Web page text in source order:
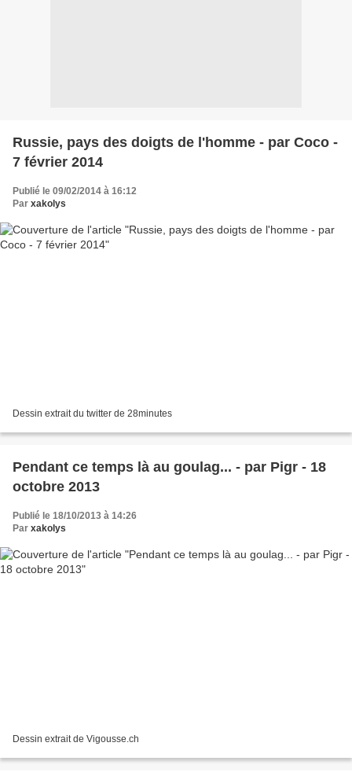
Russie, pays des doigts de l'homme - par Coco -
7 février 2014
Publié le 09/02/2014 à 16:12
Par xakolys
Dessin extrait du twitter de 28minutes
Pendant ce temps là au goulag... - par Pigr - 18
octobre 2013
Publié le 18/10/2013 à 14:26
Par xakolys
Dessin extrait de Vigousse.ch